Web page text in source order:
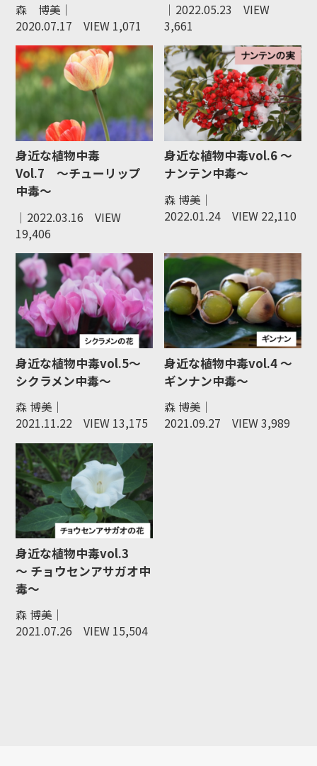
森 博美｜
2020.07.17
VIEW 1,071
｜2022.05.23
VIEW
3,661
身近な植物中毒
Vol.7 ～チューリップ
中毒～
｜2022.03.16
VIEW
19,406
身近な植物中毒vol.6 ～
ナンテン中毒～
森 博美｜
2022.01.24
VIEW 22,110
身近な植物中毒vol.5～
シクラメン中毒～
森 博美｜
2021.11.22
VIEW 13,175
身近な植物中毒vol.4 ～
ギンナン中毒～
森 博美｜
2021.09.27
VIEW 3,989
身近な植物中毒vol.3
～ チョウセンアサガオ中
毒～
森 博美｜
2021.07.26
VIEW 15,504